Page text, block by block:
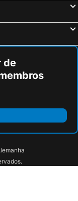
Zum Reussenstein
City Centre By Ihg
Stuttgart-City
Ditzingen, Sure Hotel Collection
Asperg
de